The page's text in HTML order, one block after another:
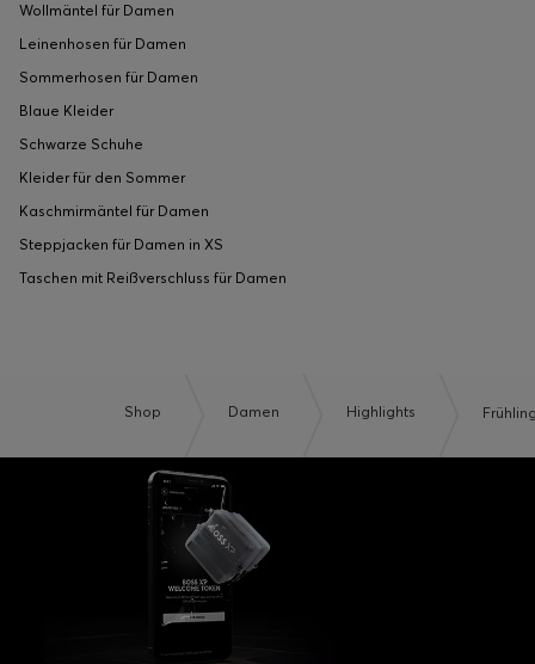
Wollmäntel für Damen
Leinenhosen für Damen
Sommerhosen für Damen
Blaue Kleider
Schwarze Schuhe
Kleider für den Sommer
Kaschmirmäntel für Damen
Steppjacken für Damen in XS
Taschen mit Reißverschluss für Damen
Shop Damen Highlights